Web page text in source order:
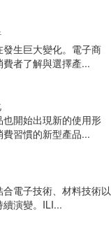
生巨大變化。電子商
者了解與選擇產...
開始出現新的使用形
習慣的新型產品...
電子技術、材料技術以
演變。ILI...